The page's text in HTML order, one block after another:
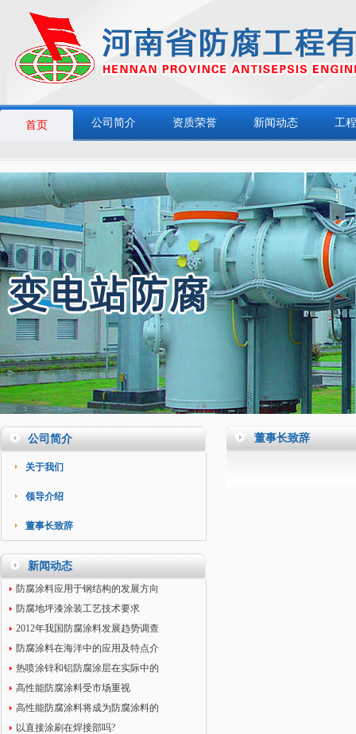
首页 公司简介 资质荣誉 新闻动态 工
公司简介
关于我们
领导介绍
董事长致辞
新闻动态
防腐涂料应用于钢结构的发展方向
防腐地坪漆涂装工艺技术要求
2012年我国防腐涂料发展趋势调查
防腐涂料在海洋中的应用及特点介
热喷涂锌和铝防腐涂层在实际中的
高性能防腐涂料受市场重视
高性能防腐涂料将成为防腐涂料的
以直接涂刷在焊接部吗?
董事长致辞